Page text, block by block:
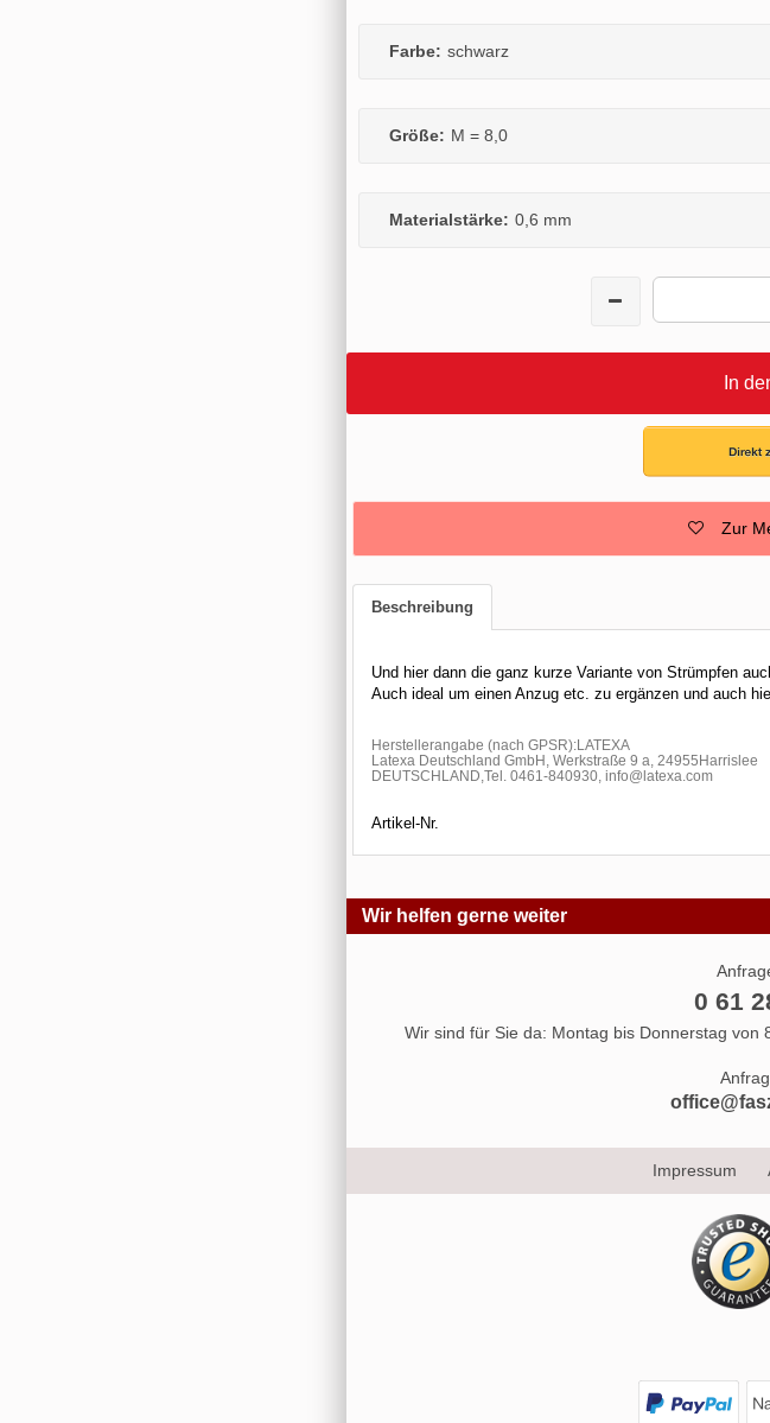
Farbe: schwarz
Größe: M = 8,0
Materialstärke: 0,6 mm
In
Zur
Beschreibung
Und hier dann die ganz kurze Variante von Strümpfen
Auch ideal um einen Anzug etc. zu ergänzen und auch
Herstellerangabe (nach GPSR):LATEXA
Latexa Deutschland GmbH, Werkstraße 9 a, 24955Harrislee
DEUTSCHLAND,Tel. 0461-840930, info@latexa.com
Artikel-Nr.
Wir helfen gerne weiter
0 61
Wir sind für Sie da: Montag bis Donnerstag von
Impressum